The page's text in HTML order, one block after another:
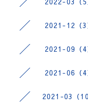
2021-12（3
2021-09（4
2021-06（4
2021-03（10